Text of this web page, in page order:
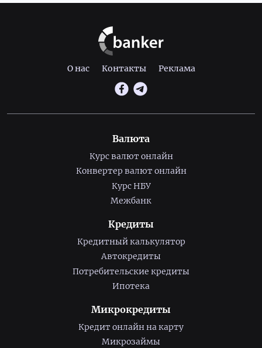
О нас Контакты Реклама
Валюта
Курс валют онлайн
Конвертер валют онлайн
Курс НБУ
Межбанк
Кредиты
Кредитный калькулятор
Автокредиты
Потребительские кредиты
Ипотека
Микрокредиты
Кредит онлайн на карту
Микрозаймы